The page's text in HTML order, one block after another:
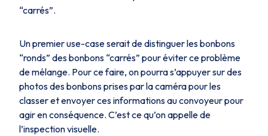
“carrés”.
Un premier use-case serait de distinguer les bonbons
“ronds” des bonbons “carrés” pour éviter ce problème
de mélange. Pour ce faire, on pourra s’appuyer sur des
photos des bonbons prises par la caméra pour les
classer et envoyer ces informations au convoyeur pour
agir en conséquence. C’est ce qu’on appelle de
l’inspection visuelle.